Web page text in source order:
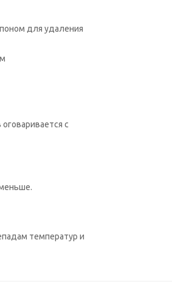
для удаления
с
температур и